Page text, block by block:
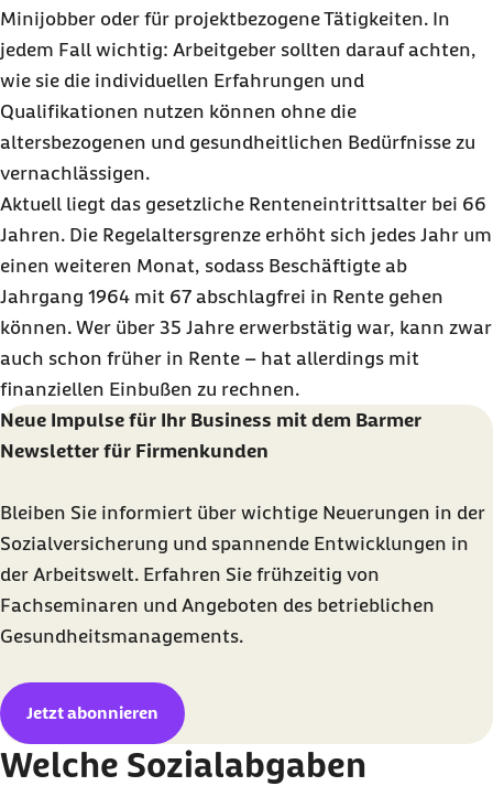
Minijobber oder für projektbezogene Tätigkeiten. In
jedem Fall wichtig: Arbeitgeber sollten darauf achten,
wie sie die individuellen Erfahrungen und
Qualifikationen nutzen können ohne die
altersbezogenen und gesundheitlichen Bedürfnisse zu
vernachlässigen.
Aktuell liegt das gesetzliche Renteneintrittsalter bei 66
Jahren. Die Regelaltersgrenze erhöht sich jedes Jahr um
einen weiteren Monat, sodass Beschäftigte ab
Jahrgang 1964 mit 67 abschlagfrei in Rente gehen
können. Wer über 35 Jahre erwerbstätig war, kann zwar
auch schon früher in Rente – hat allerdings mit
finanziellen Einbußen zu rechnen.
Neue Impulse für Ihr Business mit dem Barmer
Newsletter für Firmenkunden
Bleiben Sie informiert über wichtige Neuerungen in der
Sozialversicherung und spannende Entwicklungen in
der Arbeitswelt. Erfahren Sie frühzeitig von
Fachseminaren und Angeboten des betrieblichen
Gesundheitsmanagements.
Jetzt abonnieren
Welche Sozialabgaben